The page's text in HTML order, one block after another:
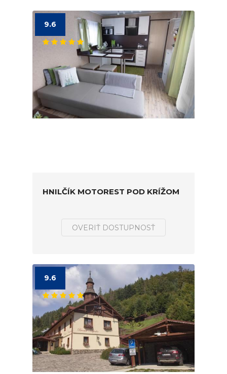
9.6
HNILČÍK MOTOREST POD KRÍŽOM
OVERIŤ DOSTUPNOSŤ
9.6